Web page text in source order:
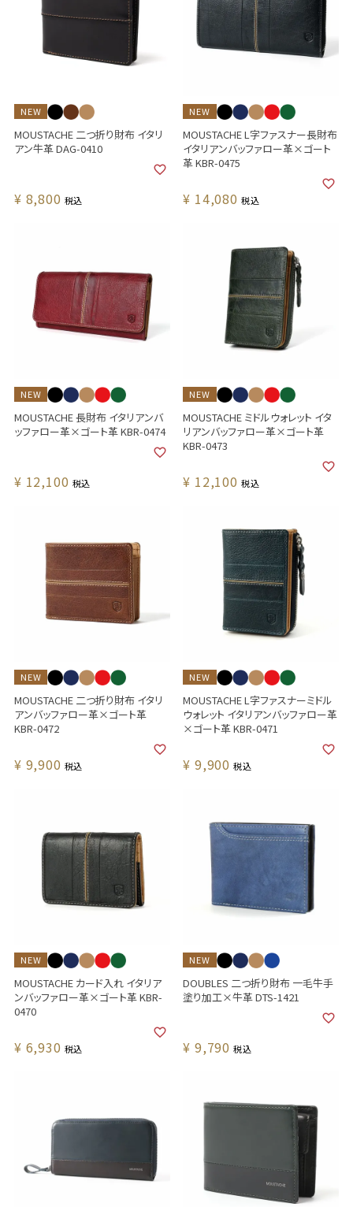
NEW
MOUSTACHE 二つ折り財布 イタリ
アン牛革 DAG-0410
¥ 8,800 税込
NEW
MOUSTACHE L字ファスナー長財布
イタリアンバッファロー革×ゴート
革 KBR-0475
¥ 14,080 税込
NEW
MOUSTACHE 長財布 イタリアンバ
ッファロー革×ゴート革 KBR-0474
¥ 12,100 税込
NEW
MOUSTACHE ミドルウォレット イタ
リアンバッファロー革×ゴート革
KBR-0473
¥ 12,100 税込
NEW
MOUSTACHE 二つ折り財布 イタリ
アンバッファロー革×ゴート革
KBR-0472
¥ 9,900 税込
NEW
MOUSTACHE L字ファスナーミドル
ウォレット イタリアンバッファロー革
×ゴート革 KBR-0471
¥ 9,900 税込
NEW
MOUSTACHE カード入れ イタリア
ンバッファロー革×ゴート革 KBR-
0470
¥ 6,930 税込
NEW
DOUBLES 二つ折り財布 一毛牛手
塗り加工×牛革 DTS-1421
¥ 9,790 税込